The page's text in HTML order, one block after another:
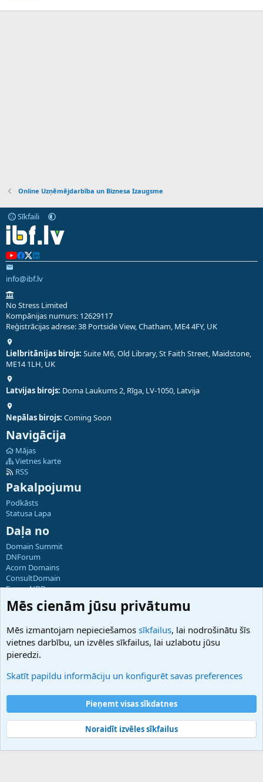
Online Uzņēmējdarbība un Biznesa Izaugsme
Sīkfaili
info@ibf.lv
No Stress Limited
Kompānijas numurs: 12629117
Reģistrācijas adrese: 38 Portside View, Chatham, ME4 4FY, UK
Lielbritānijas birojs: Suite M6, Old Library, St Faith Street, Maidstone,
ME14 1LH, UK
Latvijas birojs: Doma Laukums 2, Rīga, LV-1050, Latvija
Nepālas birojs: Coming Soon
Navigācija
Mājas
Vietnes karte
RSS
Pakalpojumu
Podkāsts
Statusa Lapa
Daļa no
Domain Summit
DNForum
Acorn Domains
ConsultDomain
ForumNDD
Domainforum.ro
27.be
Hostmaria
Atbalsts
Palīdzība
Noteikumi un nosacījumi
Privātuma politika
Community platform by XenForo® © 2010-2025 XenForo Ltd.
Mēs cienām jūsu privātumu
Mēs izmantojam nepieciešamos sīkfailus, lai nodrošinātu šīs
vietnes darbību, un izvēles sīkfailus, lai uzlabotu jūsu
pieredzi.
Skatīt papildu informāciju un konfigurēt savas preferences
Pieņemt visas sīkdatnes
Noraidīt izvēles sīkfailus